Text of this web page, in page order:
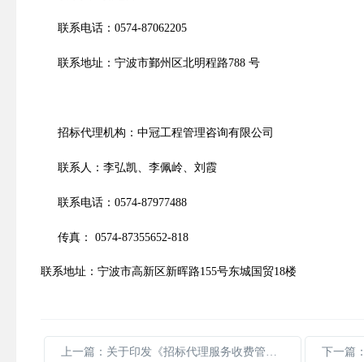
联系电话： 0574-87062205
联系地址： 宁波市鄞州区北明程路788 号
招标代理机构 ：中冠工程管理咨询有限公司
联系人：李弘凯、 李佩岭、刘霞
联系电话： 0574-87977488
传真： 0574-87355652-818
联系地址： 宁波市高新区新晖路155号东城国贸18楼
上一篇：关于印发《招标代理服务收费管理暂行办法》的通知